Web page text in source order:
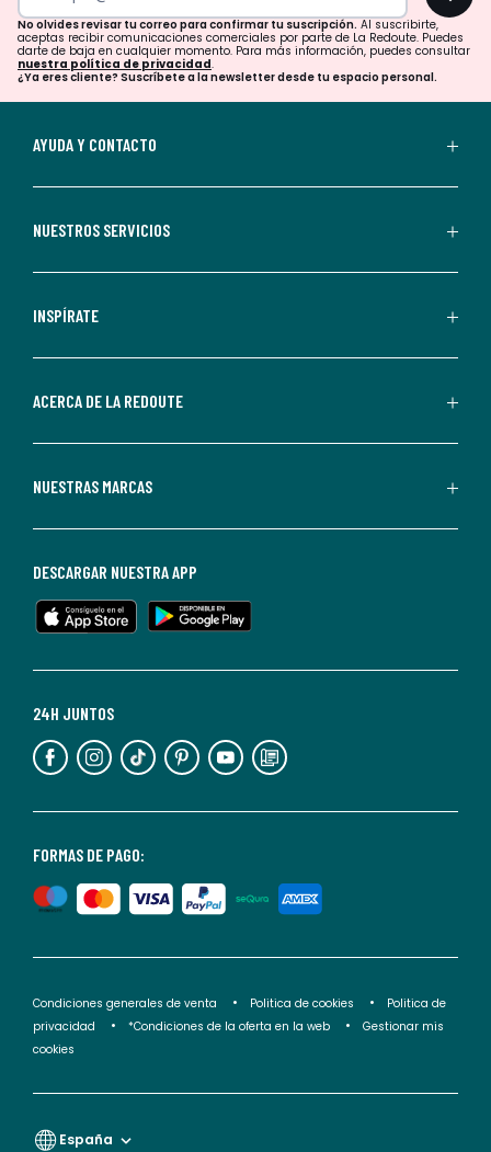
para
confirmar
tu
suscripción.
aceptas
comerciales
personalizadas
parte
Redoute.
de
en
cualquier
Para
información,
puedes
nuestra
de
privacidad</2>.
No olvides revisar tu correo para confirmar tu suscripción. Al suscribirte,
aceptas recibir comunicaciones comerciales por parte de La Redoute. Puedes
darte de baja en cualquier momento. Para más información, puedes consultar
nuestra política de privacidad.
¿Ya eres cliente? Suscríbete a la newsletter desde tu espacio personal.
AYUDA Y CONTACTO
NUESTROS SERVICIOS
INSPÍRATE
ACERCA DE LA REDOUTE
NUESTRAS MARCAS
FORMAS DE PAGO:
24H JUNTOS
DESCARGAR NUESTRA APP
Condiciones generales de venta Politica de cookies
Politica de
privacidad
*Condiciones de la oferta en la web
Gestionar mis
cookies
España